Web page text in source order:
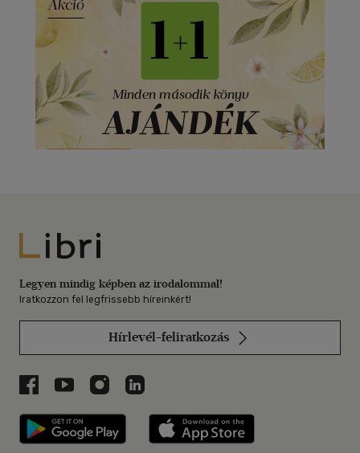
Libri
Legyen mindig képben az irodalommal!
Iratkozzon fel legfrissebb híreinkért!
Hírlevél-feliratkozás
Libri a Facebookon
Libri a Youtube-on
Libri az Instagramon
Libri a LinkedInen
Libri applikáció Szerezd meg: Google